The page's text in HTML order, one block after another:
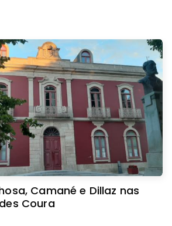
Camané e Dillaz nas
Coura